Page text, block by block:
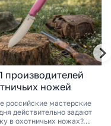
производителей
ножей
российские мастерские
действительно задают
в охотничьих ножах?...